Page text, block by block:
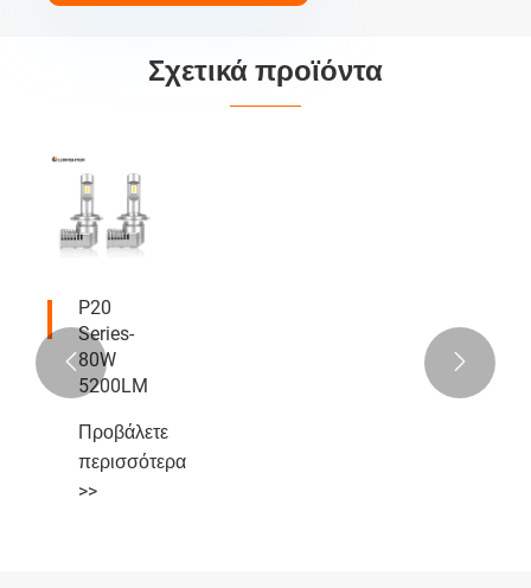
Σχετικά προϊόντα
P20
Series-
80W
5200LM
Προβάλετε
περισσότερα
>>
 